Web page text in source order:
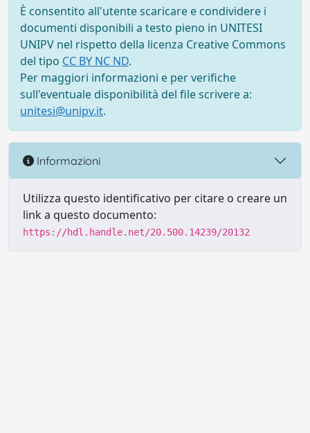
È consentito all'utente scaricare e condividere i
documenti disponibili a testo pieno in UNITESI
UNIPV nel rispetto della licenza Creative Commons
del tipo CC BY NC ND.
Per maggiori informazioni e per verifiche
sull'eventuale disponibilità del file scrivere a:
unitesi@unipv.it.
Informazioni
Utilizza questo identificativo per citare o creare un
link a questo documento:
https://hdl.handle.net/20.500.14239/20132